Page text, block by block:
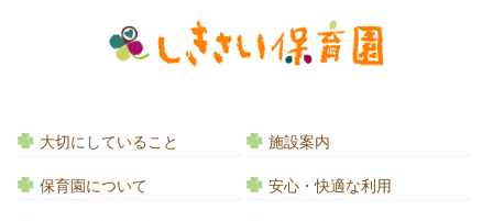
大切にしていること 施設案内
保育園について 安心・快適な利用